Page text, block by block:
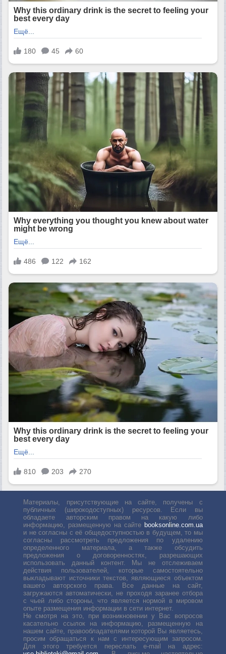
Материалы, присутствующие на сайте, получены с
публичных (широкодоступных) ресурсов. Если вы
обладаете авторским правом на какую либо
информацию, размещенную на сайте booksonline.com.ua
и не согласны с её общедоступностью в будущем, то мы
согласны рассмотреть предложения по удалению
определенного материала, а также обсудить
предложения о договоренностях, разрешающих
использовать данный контент. Мы не отслеживаем
действия пользователей, которые самостоятельно
выкладывают источники текстов, являющиеся объектом
вашего авторского права. Все данные на сайт,
загружаются автоматически, не проходя заранее отбора
с чьей либо стороны, что является нормой в мировом
опыте размещения информации в сети интернет.
Не смотря на это, при возникновении у Вас вопросов
касательно ссылок на информацию, размещенную на
нашем сайте, правообладателями которой Вы являетесь,
просим обращаться к нам с интересующим запросом.
Для этого требуется переслать е-mail на адрес: